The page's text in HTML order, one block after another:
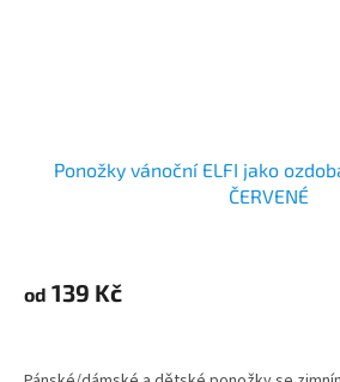
Ponožky vánoční ELFI jako
ČERVENÉ
od 139 Kč